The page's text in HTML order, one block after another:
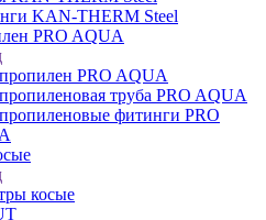
KAN-THERM Steel
PRO AQUA
PRO AQUA
труба PRO AQUA
фитинги PRO
косые